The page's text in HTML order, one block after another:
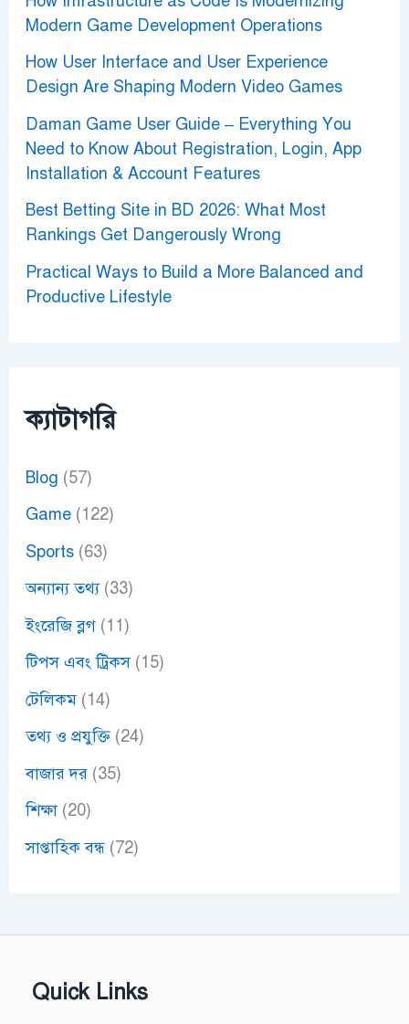
Modern Game Development Operations
How User Interface and User Experience
Design Are Shaping Modern Video Games
Daman Game User Guide – Everything You
Need to Know About Registration, Login, App
Installation & Account Features
Best Betting Site in BD 2026: What Most
Rankings Get Dangerously Wrong
Practical Ways to Build a More Balanced and
Productive Lifestyle
ক্যাটাগরি
Blog (57)
Game(122)
Sports(63)
অন্যান্য তথ্য(33)
ইংরেজি ব্লগ(11)
টিপস এবং ট্রিকস(15)
টেলিকম(14)
তথ্য ও প্রযুক্তি(24)
বাজার দর(35)
শিক্ষা(20)
সাপ্তাহিক বন্ধ(72)
Quick Links